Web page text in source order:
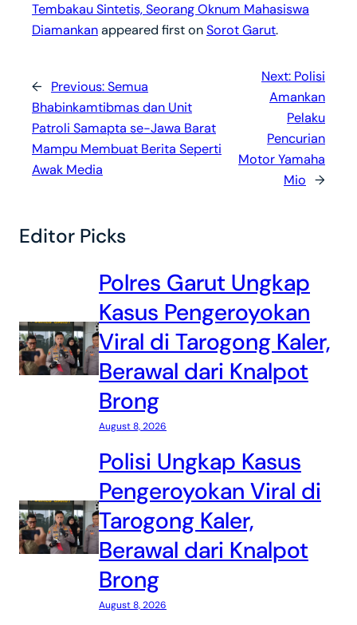
Tembakau Sintetis, Seorang Oknum Mahasiswa
Diamankanappeared first onSorot Garut.
← Previous:Semua
Bhabinkamtibmas dan Unit
Patroli Samapta se-Jawa Barat
Mampu Membuat Berita Seperti
Awak Media
Next: Polisi
Amankan
Pelaku
Pencurian
Motor Yamaha
Mio →
Editor Picks
Polres Garut Ungkap
Kasus Pengeroyokan
Viral di Tarogong Kaler,
Berawal dari Knalpot
Brong
August 8, 2026
Polisi Ungkap Kasus
Pengeroyokan Viral di
Tarogong Kaler,
Berawal dari Knalpot
Brong
August 8, 2026